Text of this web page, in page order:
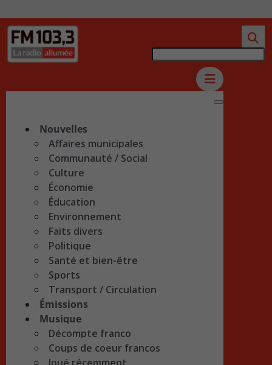
Nouvelles
Affaires municipales
Communauté / Social
Culture
Économie
Éducation
Environnement
Faits divers
Politique
Santé et bien-être
Sports
Transport / Circulation
Émissions
Musique
Décompte franco
Coups de coeur francos